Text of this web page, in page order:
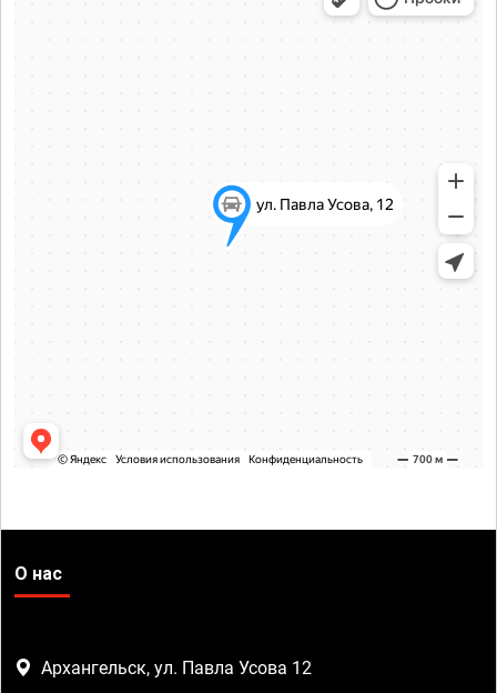
О нас
Архангельск, ул. Павла Усова 12